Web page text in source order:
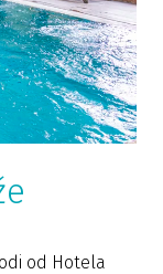
od Hotela